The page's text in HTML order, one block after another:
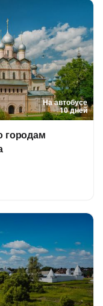
На автобусе
10 дней
городам